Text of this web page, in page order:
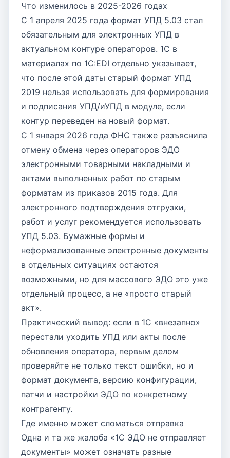
Что изменилось в 2025-2026 годах
С 1 апреля 2025 года формат УПД 5.03 стал
обязательным для электронных УПД в
актуальном контуре операторов. 1С в
материалах по 1С:EDI отдельно указывает,
что после этой даты старый формат УПД
2019 нельзя использовать для формирования
и подписания УПД/иУПД в модуле, если
контур переведен на новый формат.
С 1 января 2026 года ФНС также разъяснила
отмену обмена через операторов ЭДО
электронными товарными накладными и
актами выполненных работ по старым
форматам из приказов 2015 года. Для
электронного подтверждения отгрузки,
работ и услуг рекомендуется использовать
УПД 5.03. Бумажные формы и
неформализованные электронные документы
в отдельных ситуациях остаются
возможными, но для массового ЭДО это уже
отдельный процесс, а не «просто старый
акт».
Практический вывод: если в 1С «внезапно»
перестали уходить УПД или акты после
обновления оператора, первым делом
проверяйте не только текст ошибки, но и
формат документа, версию конфигурации,
патчи и настройки ЭДО по конкретному
контрагенту.
Где именно может сломаться отправка
Одна и та же жалоба «1С ЭДО не отправляет
документы» может означать разные